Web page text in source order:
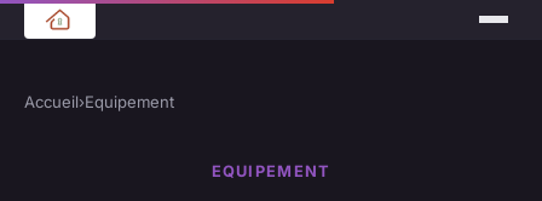
Accueil›Equipement
EQUIPEMENT